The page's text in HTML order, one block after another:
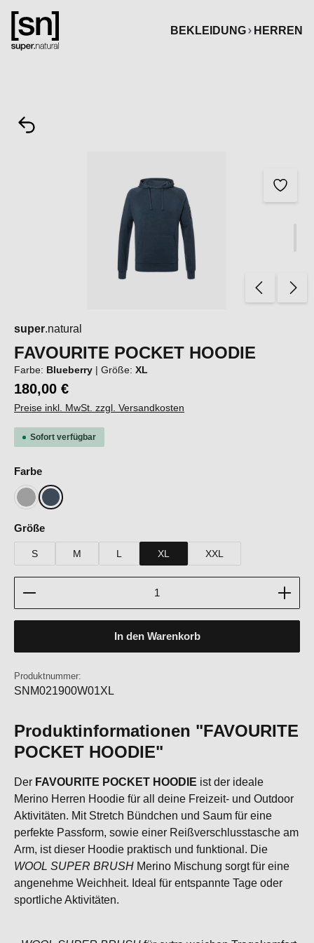
springen
BEKLEIDUNG
HERREN
super.natural
FAVOURITE POCKET HOODIE
Farbe: Blueberry | Größe: XL
180,00 €
Preise inkl. MwSt. zzgl. Versandkosten
Sofort verfügbar
Farbeauswählen
Cashmere Grey Melange
Blueberry
Größeauswählen
S M L XL XXL
Produkt Anzahl: Gib den gewünschten Wert ein
In den Warenkorb
Produktnummer:
SNM021900W01XL
Produktinformationen "FAVOURITE
POCKET HOODIE"
Der FAVOURITE POCKET HOODIE ist der ideale
Merino Herren Hoodie für all deine Freizeit- und Outdoor
Aktivitäten. Mit Stretch Bündchen und Saum für eine
perfekte Passform, sowie einer Reißverschlusstasche am
Arm, ist dieser Hoodie praktisch und funktional. Die
WOOL SUPER BRUSH Merino Mischung sorgt für eine
angenehme Weichheit. Ideal für entspannte Tage oder
sportliche Aktivitäten.